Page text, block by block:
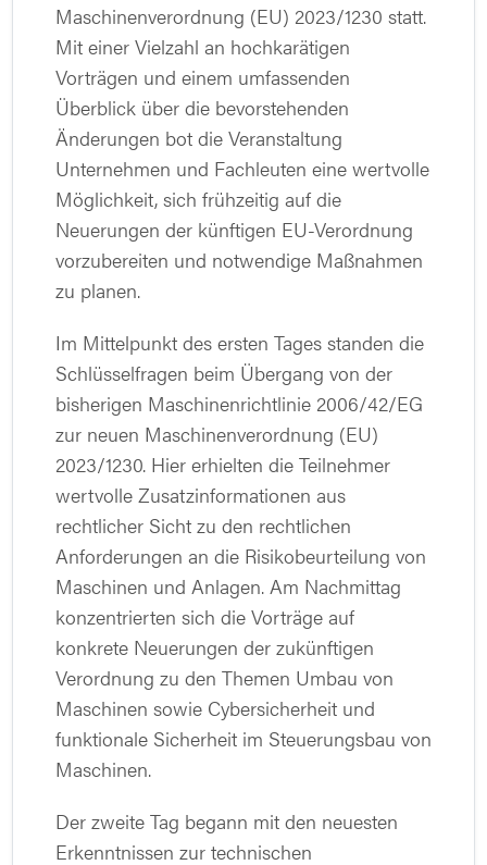
Maschinenverordnung (EU) 2023/1230 statt.
Mit einer Vielzahl an hochkarätigen
Vorträgen und einem umfassenden
Überblick über die bevorstehenden
Änderungen bot die Veranstaltung
Unternehmen und Fachleuten eine wertvolle
Möglichkeit, sich frühzeitig auf die
Neuerungen der künftigen EU-Verordnung
vorzubereiten und notwendige Maßnahmen
zu planen.
Im Mittelpunkt des ersten Tages standen die
Schlüsselfragen beim Übergang von der
bisherigen Maschinenrichtlinie 2006/42/EG
zur neuen Maschinenverordnung (EU)
2023/1230. Hier erhielten die Teilnehmer
wertvolle Zusatzinformationen aus
rechtlicher Sicht zu den rechtlichen
Anforderungen an die Risikobeurteilung von
Maschinen und Anlagen. Am Nachmittag
konzentrierten sich die Vorträge auf
konkrete Neuerungen der zukünftigen
Verordnung zu den Themen Umbau von
Maschinen sowie Cybersicherheit und
funktionale Sicherheit im Steuerungsbau von
Maschinen.
Der zweite Tag begann mit den neuesten
Erkenntnissen zur technischen